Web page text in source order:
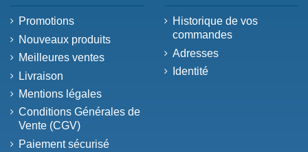
Promotions
Nouveaux produits
Meilleures ventes
Livraison
Mentions légales
Conditions Générales de
Vente (CGV)
Paiement sécurisé
Historique de vos
commandes
Adresses
Identité